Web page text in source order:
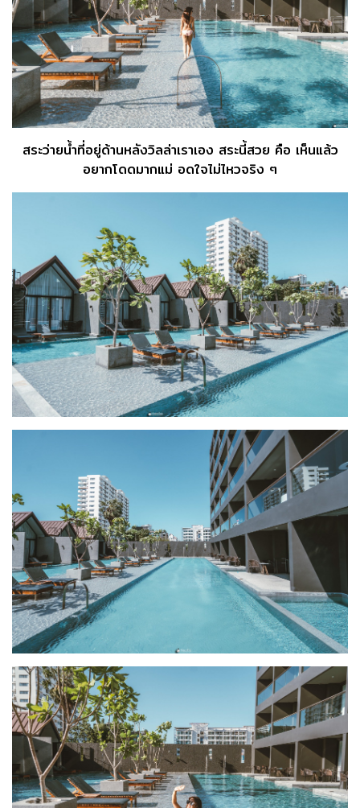
สระว่ายน้ำที่อยู่ด้านหลังวิลล่าเราเอง สระนี้สวย คือ เห็นแล้ว
อยากโดดมากแม่ อดใจไม่ไหวจริง ๆ